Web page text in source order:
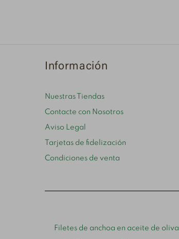
Información
Nuestras Tiendas
Contacte con Nosotros
Aviso Legal
Tarjetas de fidelización
Condiciones de venta
Filetes de anchoa en aceite de oliva